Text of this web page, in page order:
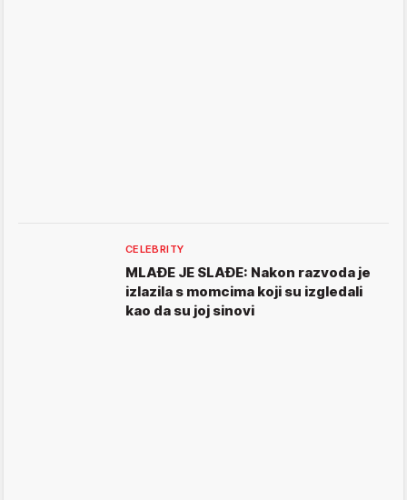
CELEBRITY
MLAĐE JE SLAĐE: Nakon razvoda je
izlazila s momcima koji su izgledali
kao da su joj sinovi